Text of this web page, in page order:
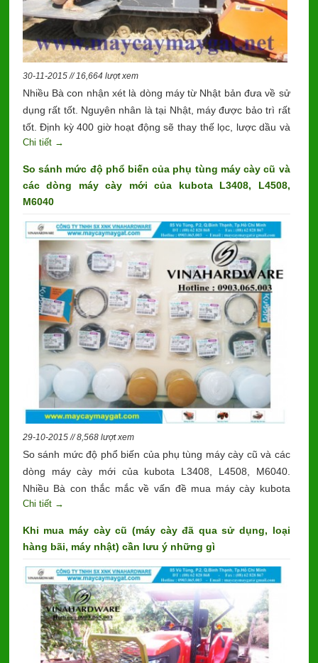
30-11-2015 // 16,664 lượt xem
Nhiều Bà con nhận xét là dòng máy từ Nhật bản đưa về sử
dụng rất tốt. Nguyên nhân là tại Nhật, máy được bảo trì rất
tốt. Định kỳ 400 giờ hoạt động sẽ thay thế lọc, lược dầu và
nhớt động cơ, nhớt thủy lực.
Chi tiết →
So sánh mức độ phổ biến của phụ tùng máy cày cũ và
các dòng máy cày mới của kubota L3408, L4508,
M6040
29-10-2015 // 8,568 lượt xem
So sánh mức độ phổ biến của phụ tùng máy cày cũ và các
dòng máy cày mới của kubota L3408, L4508, M6040.
Nhiều Bà con thắc mắc về vấn đề mua máy cày kubota
L4508 cũ của Thái thì phụ tùng có để thay thế hay không.
Chi tiết →
Khi mua máy cày cũ (máy cày đã qua sử dụng, loại
hàng bãi, máy nhật) cần lưu ý những gì